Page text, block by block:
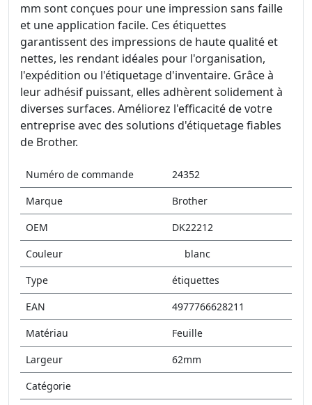
mm sont conçues pour une impression sans faille
et une application facile. Ces étiquettes
garantissent des impressions de haute qualité et
nettes, les rendant idéales pour l'organisation,
l'expédition ou l'étiquetage d'inventaire. Grâce à
leur adhésif puissant, elles adhèrent solidement à
diverses surfaces. Améliorez l'efficacité de votre
entreprise avec des solutions d'étiquetage fiables
de Brother.
Numéro de commande
24352
Marque
Brother
OEM
DK22212
Couleur
blanc
Type
étiquettes
EAN
4977766628211
Matériau
Feuille
Largeur
62mm
Catégorie